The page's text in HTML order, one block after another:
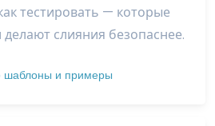
тестировать — которые
слияния безопаснее.
шаблоны и примеры